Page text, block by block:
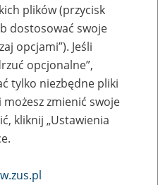
eZUS, wizyty
Aktywni 50+
plików (przycisk
dostosować swoje
opcjami”). Jeśli
opcjonalne”,
tylko niezbędne pliki
zmienić swoje
kliknij „Ustawienia